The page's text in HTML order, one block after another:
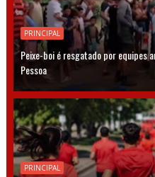
PRINCIPAL
Peixe-boi é resgatado por equipes
Pessoa
PRINCIPAL